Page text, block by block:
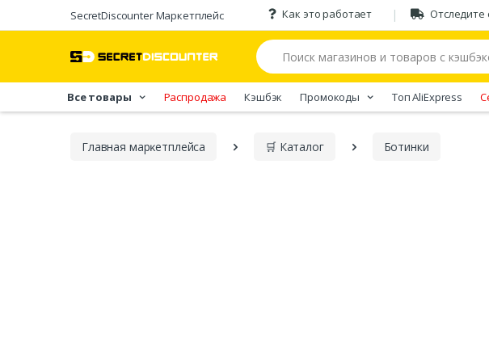
SecretDiscounter Маркетплейс Как это работает Отследите
Все товары Распродажа Кэшбэк Промокоды Tоп AliExpress
Главная марĸетплейса 🛒 Каталог Ботинки